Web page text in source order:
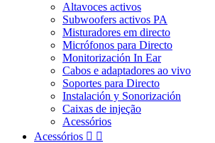
Altavoces activos
Subwoofers activos PA
Misturadores em directo
Micrófonos para Directo
Monitorización In Ear
Cabos e adaptadores ao vivo
Soportes para Directo
Instalación y Sonorización
Caixas de injeção
Acessórios
Acessórios  